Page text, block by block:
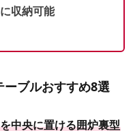
収納可能
ーブルおすすめ8選
中央に置ける囲炉裏型